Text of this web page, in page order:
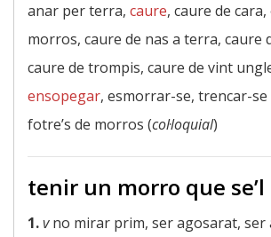
anar per terra, caure, caure de
morros, caure de nas a terra, caure
caure de trompis, caure de vint
ensopegar, esmorrar-se, trencar-se
fotre’s de morros (col·loquial)
tenir un morro que
1.vno mirar prim, ser agosarat, ser